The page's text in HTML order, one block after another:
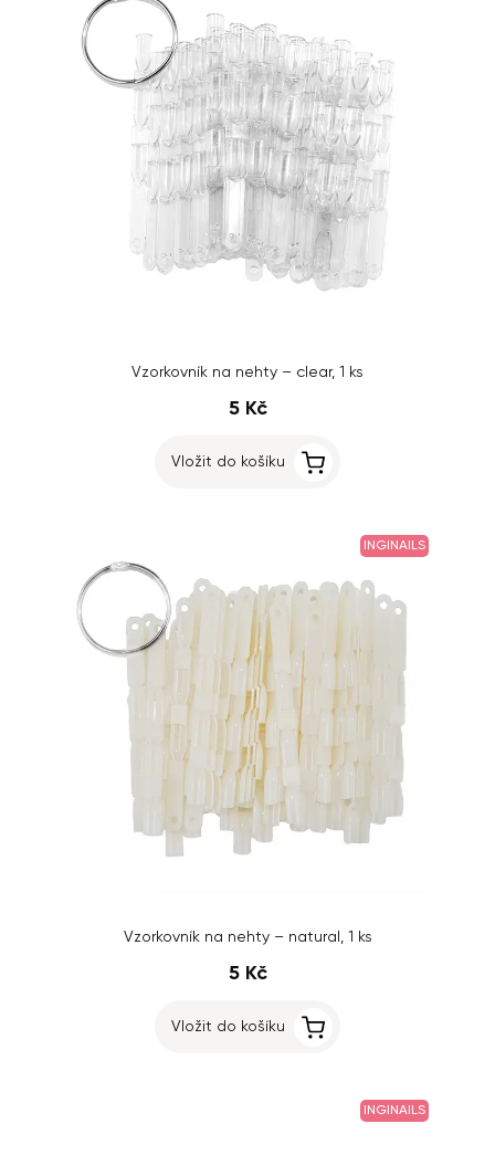
Vzorkovník na nehty – clear, 1 ks
5 Kč
Vložit do košíku
INGINAILS
Vzorkovník na nehty – natural, 1 ks
5 Kč
Vložit do košíku
INGINAILS